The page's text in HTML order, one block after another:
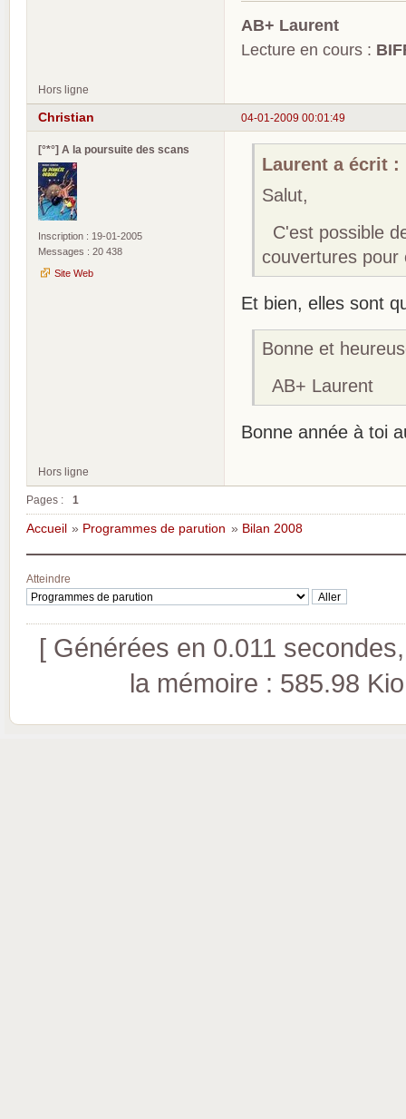
AB+ Laurent
Lecture en cours :
Hors ligne
04-01-2009 00:01:49
Christian
[°*°] A la poursuite des scans
Inscription : 19-01-2005
Messages : 20 438
Site Web
Laurent a écrit :
Salut,
C'est possible
couvertures pour
Et bien, elles sont
Bonne et
AB+ Laurent
Bonne année à toi
Hors ligne
Pages : 1
Accueil » Programmes de parution » Bilan 2008
Atteindre
[ Générées en 0.011
la mémoire : 585.98